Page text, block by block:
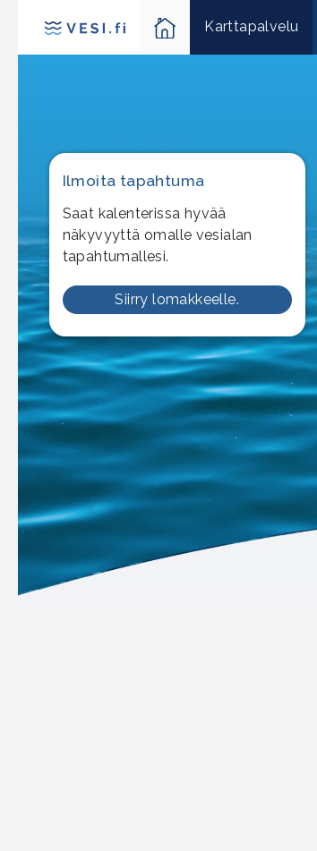
Karttapalvelu
Ilmoita tapahtuma
Saat kalenterissa hyvää
näkyvyyttä omalle vesialan
tapahtumallesi.
Siirry lomakkeelle.